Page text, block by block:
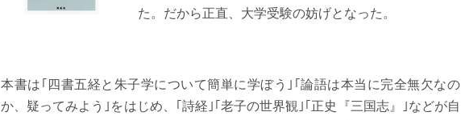
た。だから正直、大学受験の妨げとなった。
本書は｢四書五経と朱子学について簡単に学ぼう｣｢論語は本当に完全無欠なの
か、疑ってみよう｣をはじめ、｢詩経｣｢老子の世界観｣｢正史『三国志』｣などが自